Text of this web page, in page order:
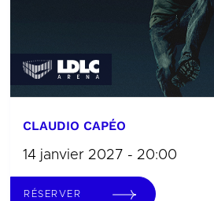
CLAUDIO CAPÉO
14 janvier 2027 - 20:00
RÉSERVER